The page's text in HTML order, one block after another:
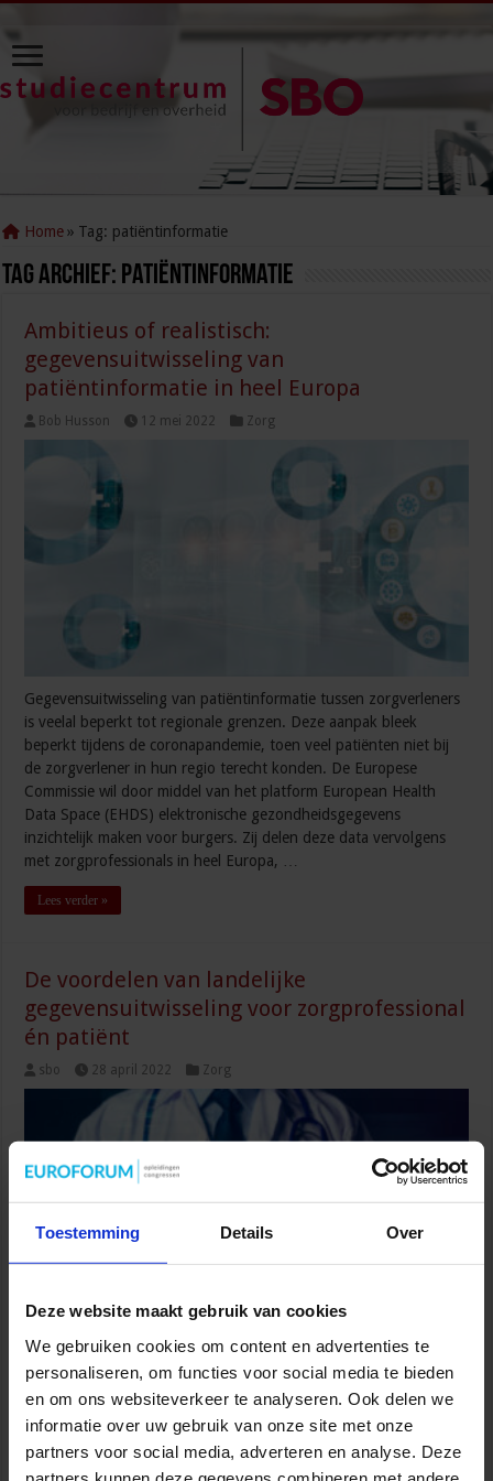
Toestemming Details Over
Deze website maakt gebruik van cookies
We gebruiken cookies om content en advertenties te
personaliseren, om functies voor social media te bieden
en om ons websiteverkeer te analyseren. Ook delen we
informatie over uw gebruik van onze site met onze
partners voor social media, adverteren en analyse. Deze
Home » Tag: patiëntinformatie
Tag Archief: patiëntinformatie
Ambitieus of realistisch:
gegevensuitwisseling van
patiëntinformatie in heel Europa
Bob Husson 12 mei 2022 Zorg
Gegevensuitwisseling van patiëntinformatie tussen zorgverleners
is veelal beperkt tot regionale grenzen. Deze aanpak bleek
beperkt tijdens de coronapandemie, toen veel patiënten niet bij
de zorgverlener in hun regio terecht konden. De Europese
Commissie wil door middel van het platform European Health
Data Space (EHDS) elektronische gezondheidsgegevens
inzichtelijk maken voor burgers. Zij delen deze data vervolgens
met zorgprofessionals in heel Europa, …
Lees verder »
De voordelen van landelijke
gegevensuitwisseling voor zorgprofessional
én patiënt
sbo 28 april 2022 Zorg
Je dacht wellicht dat het al lang mogelijk was, maar
gegevensuitwisseling van patiëntinformatie in de zorg kan vanaf
5 april 2022 ook écht landelijk dankzij een besluit van VZVZ. De
regiobegrenzing van het Landelijk Schakelpunt (LSP) vervalt dan,
waardoor medische informatie van patiënten beschikbaar is voor
zorgprofessionals in het hele land met een behandelrelatie met de